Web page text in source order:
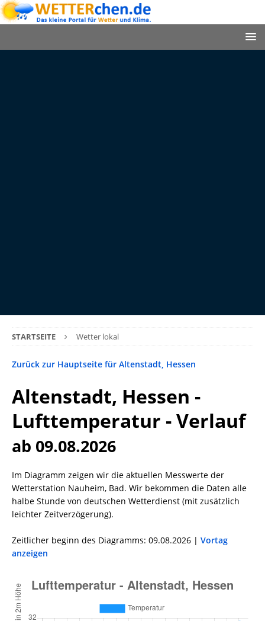
STARTSEITE Wetter lokal
Zurück zur Hauptseite für Altenstadt, Hessen
Altenstadt, Hessen -
Lufttemperatur - Verlauf
ab 09.08.2026
Im Diagramm zeigen wir die aktuellen Messwerte der
Wetterstation Nauheim, Bad. Wir bekommen die Daten alle
halbe Stunde von deutschen Wetterdienst (mit zusätzlich
leichter Zeitverzögerung).
Zeitlicher beginn des Diagramms: 09.08.2026 | Vortag
anzeigen